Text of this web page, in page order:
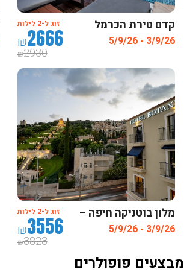
קדם טירת הכרמל
3/9/26 - 5/9/26
זוג ל-2 לילות
₪2666
₪2930
מלון בוטניקה חיפה –
חדש ! מרשת פתאל
3/9/26 - 5/9/26
זוג ל-2 לילות
₪3556
₪3823
מבצעים פופולרים